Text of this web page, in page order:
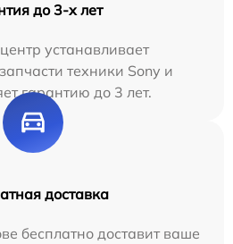
до 3-х лет
устанавливает
техники Sony и
гарантию до 3 лет.
доставка
бесплатно доставит ваше